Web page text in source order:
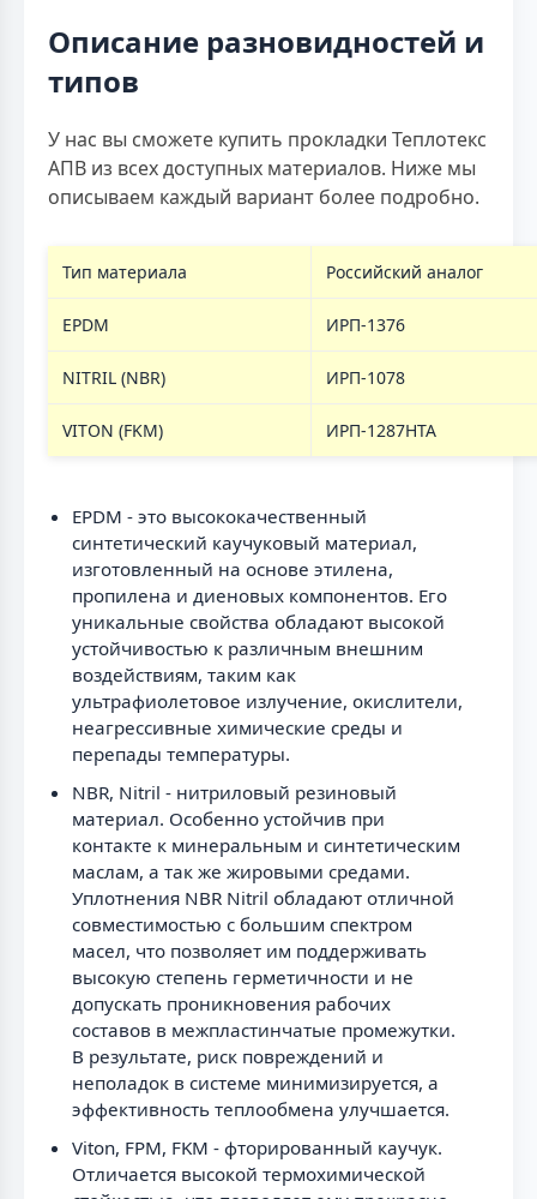
Описание разновидностей и
типов
У нас вы сможете купить прокладки Теплотекс
АПВ из всех доступных материалов. Ниже мы
описываем каждый вариант более подробно.
Тип материала Российский аналог
EPDM ИРП-1376
NITRIL (NBR) ИРП-1078
VITON (FKM) ИРП-1287НТА
EPDM - это высококачественный
синтетический каучуковый материал,
изготовленный на основе этилена,
пропилена и диеновых компонентов. Его
уникальные свойства обладают высокой
устойчивостью к различным внешним
воздействиям, таким как
ультрафиолетовое излучение, окислители,
неагрессивные химические среды и
перепады температуры.
NBR, Nitril - нитриловый резиновый
материал. Особенно устойчив при
контакте к минеральным и синтетическим
маслам, а так же жировыми средами.
Уплотнения NBR Nitril обладают отличной
совместимостью с большим спектром
масел, что позволяет им поддерживать
высокую степень герметичности и не
допускать проникновения рабочих
составов в межпластинчатые промежутки.
В результате, риск повреждений и
неполадок в системе минимизируется, а
эффективность теплообмена улучшается.
Viton, FPM, FKM - фторированный каучук.
Отличается высокой термохимической